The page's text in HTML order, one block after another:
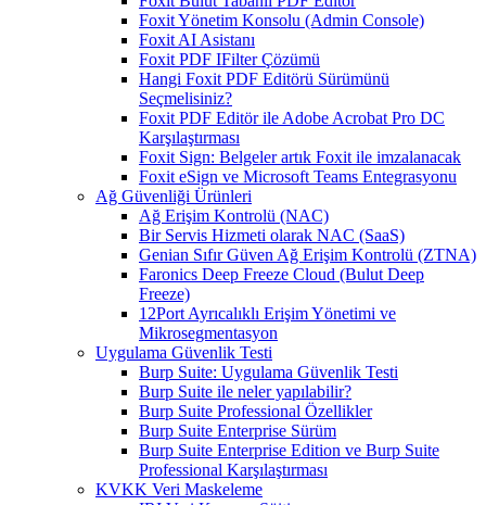
Foxit Yönetim Konsolu (Admin Console)
Foxit AI Asistanı
Foxit PDF IFilter Çözümü
Hangi Foxit PDF Editörü Sürümünü
Seçmelisiniz?
Foxit PDF Editör ile Adobe Acrobat Pro DC
Karşılaştırması
Foxit Sign: Belgeler artık Foxit ile imzalanacak
Foxit eSign ve Microsoft Teams Entegrasyonu
Ağ Güvenliği Ürünleri
Ağ Erişim Kontrolü (NAC)
Bir Servis Hizmeti olarak NAC (SaaS)
Genian Sıfır Güven Ağ Erişim Kontrolü (ZTNA)
Faronics Deep Freeze Cloud (Bulut Deep
Freeze)
12Port Ayrıcalıklı Erişim Yönetimi ve
Mikrosegmentasyon
Uygulama Güvenlik Testi
Burp Suite: Uygulama Güvenlik Testi
Burp Suite ile neler yapılabilir?
Burp Suite Professional Özellikler
Burp Suite Enterprise Sürüm
Burp Suite Enterprise Edition ve Burp Suite
Professional Karşılaştırması
KVKK Veri Maskeleme